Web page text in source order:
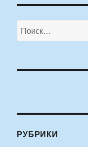
Искать:
РУБРИКИ